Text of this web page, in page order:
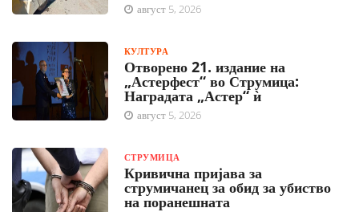
август 5, 2026
КУЛТУРА
Отворено 21. издание на
„Астерфест“ во Струмица:
Наградата „Астер“ ѝ
август 5, 2026
СТРУМИЦА
Кривична пријава за
струмичанец за обид за убиство
на поранешната